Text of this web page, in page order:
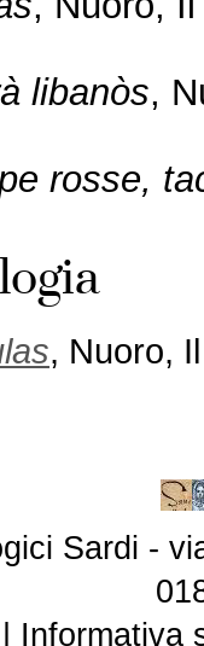
libanòs,
rosse,
, Nuoro,
Sardi -
Informativa